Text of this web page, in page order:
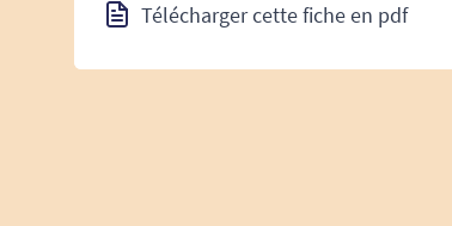
Télécharger cette fiche en pdf